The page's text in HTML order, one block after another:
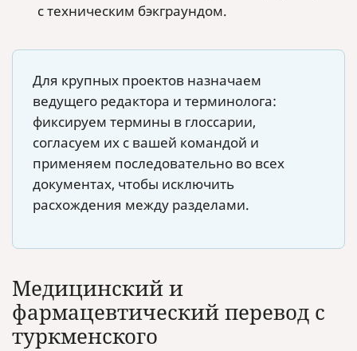
с техническим бэкграундом.
Для крупных проектов назначаем
ведущего редактора и терминолога:
фиксируем термины в глоссарии,
согласуем их с вашей командой и
применяем последовательно во всех
документах, чтобы исключить
расхождения между разделами.
Медицинский и
фармацевтический перевод с
туркменского